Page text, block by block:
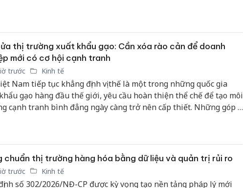
thị trường xuất khẩu gạo: Cần xóa rào cản để doanh
mới có cơ hội cạnh tranh
trước Kinh tế
Nam tiếp tục khẳng định vị thế là một trong những quốc gia
gạo hàng đầu thế giới, yêu cầu hoàn thiện thể chế để tạo môi
cạnh tranh bình đẳng ngày càng trở nên cấp thiết. Những góp ý
sử" xuất khẩu, trong khi doanh nghiệp mới và doanh nghiệp
gặp nhiều rào cản để tham gia thị trường.
chuẩn thị trường hàng hóa bằng dữ liệu và quản trị rủi ro
trước Kinh tế
số 302/2026/NĐ-CP được kỳ vọng tạo nền tảng pháp lý mới
Cà Mau: Tiêu hủy